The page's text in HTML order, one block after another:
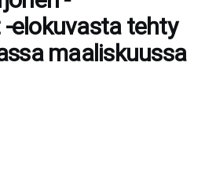
elokuvasta tehty
maaliskuussa